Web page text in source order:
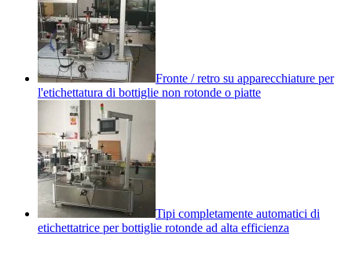
Fronte / retro su apparecchiature per
l'etichettatura di bottiglie non rotonde o piatte
Tipi completamente automatici di
etichettatrice per bottiglie rotonde ad alta efficienza